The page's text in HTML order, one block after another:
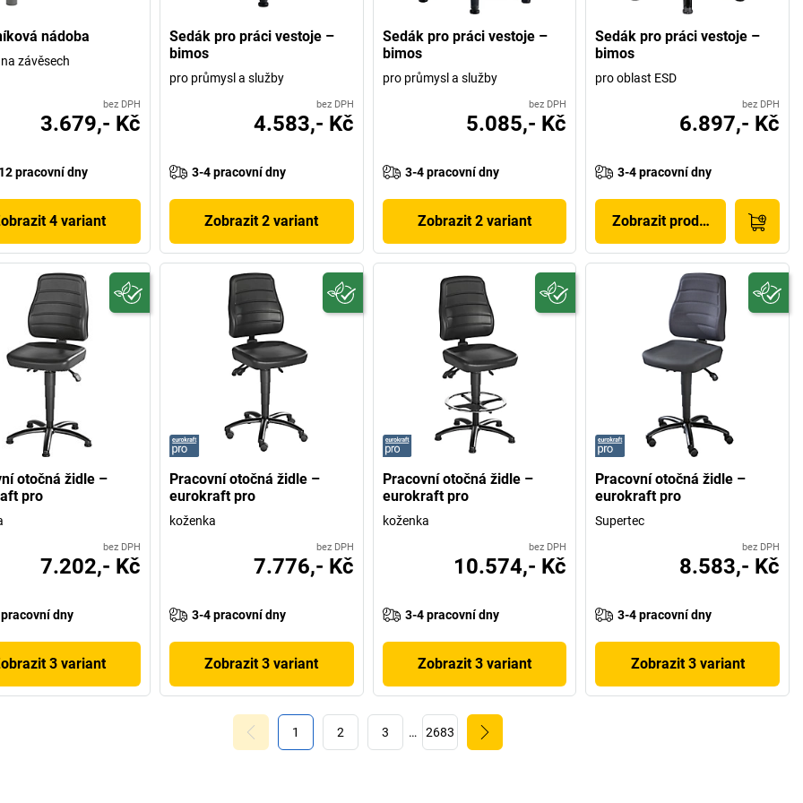
nádoba
závěsech
bez DPH
3.679,- Kč
pracovní dny
4 variant
Sedák pro práci vestoje –
bimos
pro průmysl a služby
bez DPH
4.583,- Kč
3-4 pracovní dny
Zobrazit 2 variant
Sedák pro práci vestoje –
bimos
pro průmysl a služby
bez DPH
5.085,- Kč
3-4 pracovní dny
Zobrazit 2 variant
Sedák pro práci vestoje –
bimos
pro oblast ESD
bez DPH
6.897,- Kč
3-4 pracovní dny
Zobrazit produkt
otočná židle –
pro
bez DPH
7.202,- Kč
dny
3 variant
Pracovní otočná židle –
eurokraft pro
koženka
bez DPH
7.776,- Kč
3-4 pracovní dny
Zobrazit 3 variant
Pracovní otočná židle –
eurokraft pro
koženka
bez DPH
10.574,- Kč
3-4 pracovní dny
Zobrazit 3 variant
Pracovní otočná židle –
eurokraft pro
Supertec
bez DPH
8.583,- Kč
3-4 pracovní dny
Zobrazit 3 variant
1 2 3 … 2683